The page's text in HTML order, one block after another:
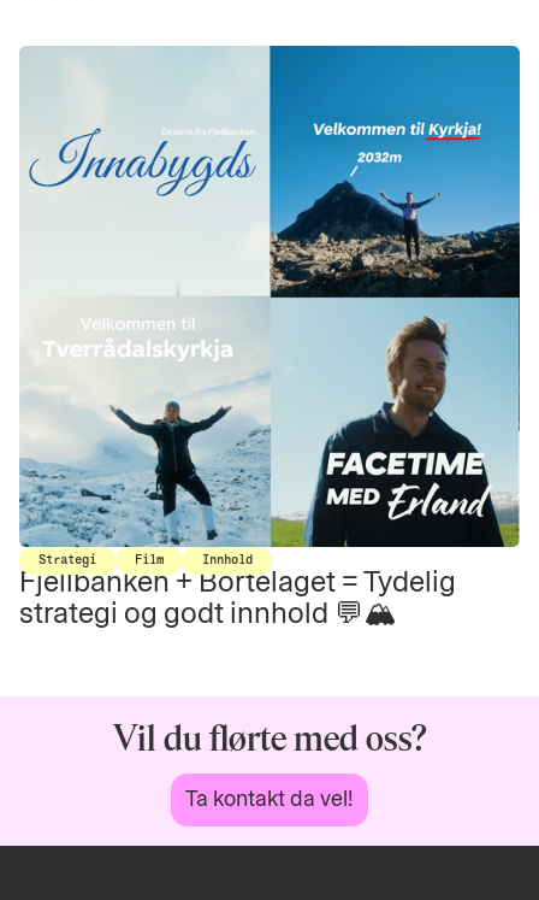
Strategi Film Innhold
Fjellbanken + Bortelaget = Tydelig
strategi og godt innhold 💬🏔️
Vil du flørte med oss?
Ta kontakt da vel!